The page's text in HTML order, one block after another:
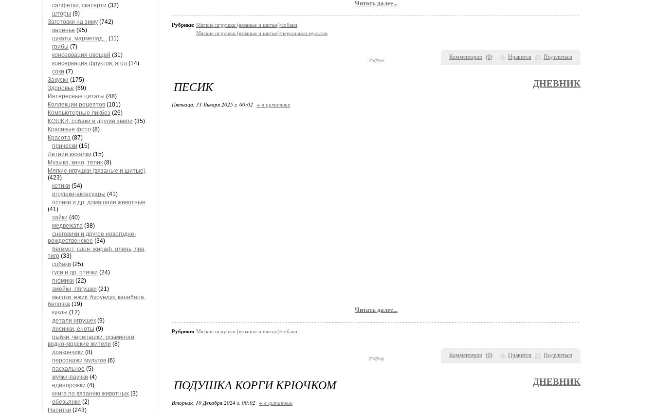
салфетки, скатерти (32)
шторы (9)
Заготовки на зиму (742)
варенье (95)
цукаты, мармелад... (11)
грибы (7)
консервация овощей (31)
консервация фруктов, ягод (14)
соки (7)
Закуски (175)
Здоровье (69)
Интересные цитаты (48)
Коллекции рецептов (101)
Компьютерные ликбез (26)
КОШКИ, собаки и другие звери (35)
Красивые фото (8)
Красота (87)
прически (15)
Летние вязалки (15)
Музыка, кино, телик (8)
Мягкие игрушки (вязаные и шитые)
(423)
котики (54)
игрушки-аксесуары (41)
ослики и др. домашние животные
(41)
зайки (40)
медвежата (38)
снеговики и другое новогодне-
рождественское (34)
бегемот, слон, жираф, олень, лев,
тигр (33)
собаки (25)
гуси и др. птички (24)
гномики (22)
змейки, лягушки (21)
мышки, ежик, бурундук, капибара,
белочка (19)
куклы (12)
детали игрушек (9)
лисички, еноты (9)
рыбки, черепашки, осьминоги,
водно-морские жители (8)
дракончики (8)
персонажи мультов (6)
пасхальное (5)
жучки-паучки (4)
единорожки (4)
книга по вязанию животных (3)
обезьянки (2)
Напитки (243)
Комментарии (0) Нравится Поделиться
Читать далее...
Рубрики: Мягкие игрушки (вязаные и шитые)/собаки
Мягкие игрушки (вязаные и шитые)/персонажи мультов
Комментарии (0) Нравится Поделиться
ПЕСИК ДНЕВНИК
Пятница, 31 Января 2025 г. 00:02 + в цитатник
Читать далее...
Рубрики: Мягкие игрушки (вязаные и шитые)/собаки
ПОДУШКА КОРГИ КРЮЧКОМ ДНЕВНИК
Вторник, 10 Декабря 2024 г. 00:02 + в цитатник